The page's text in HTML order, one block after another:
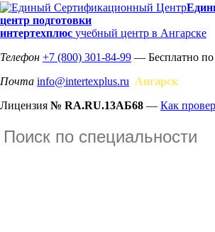
центр подготовки
интертехплюс учебный центр в Ангарске
Телефон +7 (800) 301-84-99 — Бесплатно
Почта info@intertexplus.ru Ангарск
Лицензия № RA.RU.13АБ68 — Как